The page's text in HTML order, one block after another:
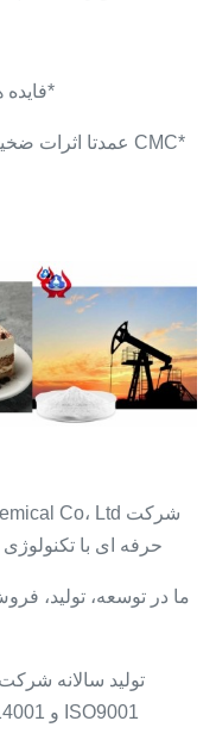
حرفه ای با تکنولوژی بالا
ما در توسعه، تولید،
ISO9001 و ISO14001 را در سال 2012 به دست آوردیم.